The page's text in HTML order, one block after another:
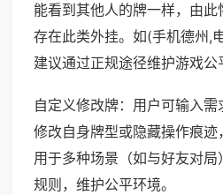
能看到其他人的牌一样，由
存在此类外挂。如(手机德州,
建议通过正规途径维护游戏公
自定义修改牌：用户可输入需
修改自身牌型或隐藏操作痕迹
用于多种场景（如与好友对
规则，维护公平环境。